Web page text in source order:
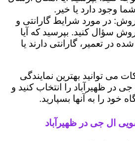
وجود دارد یا خیر.
در مورد شرایط گارانتی و
سؤال کنید. بپرسید که آیا
در تعمیر، گارانتی دارند یا
می توانید بهترین نمایندگی
در ظهیرآباد را انتخاب کنید و
خود را به آنها بسپارید.
ال جی در ظهیرآباد